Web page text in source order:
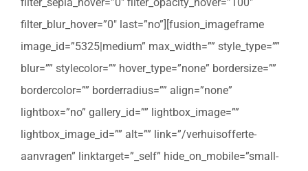
filter_blur_hover=”0″ last=”no”][fusion_imageframe
image_id=”5325|medium” max_width=”” style_type=””
blur=”” stylecolor=”” hover_type=”none” bordersize=””
bordercolor=”” borderradius=”” align=”none”
lightbox=”no” gallery_id=”” lightbox_image=””
lightbox_image_id=”” alt=”” link=”/verhuisofferte-
aanvragen” linktarget=”_self” hide_on_mobile=”small-